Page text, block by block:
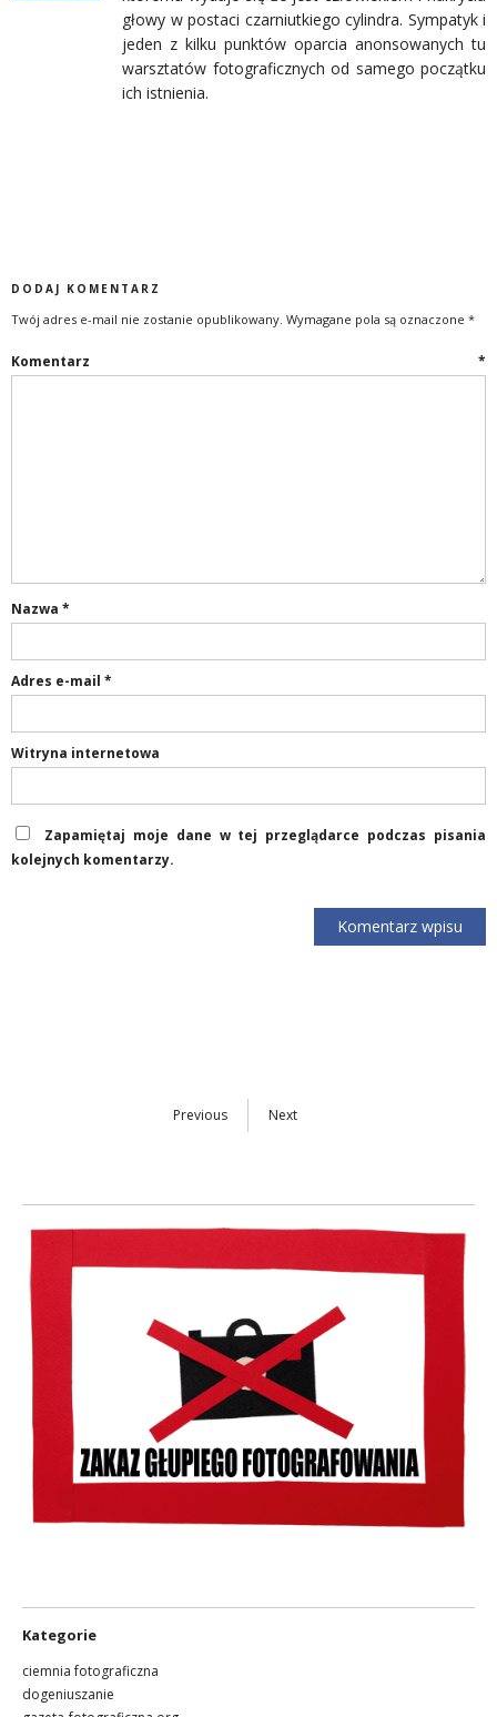
głowy w postaci czarniutkiego cylindra. Sympatyk i
jeden z kilku punktów oparcia anonsowanych tu
warsztatów fotograficznych od samego początku
ich istnienia.
DODAJ KOMENTARZ
Twój adres e-mail nie zostanie opublikowany. Wymagane pola są oznaczone *
Komentarz *
Nazwa *
Adres e-mail *
Witryna internetowa
Zapamiętaj moje dane w tej przeglądarce podczas pisania
kolejnych komentarzy.
Previous Next
Kategorie
ciemnia fotograficzna
dogeniuszanie